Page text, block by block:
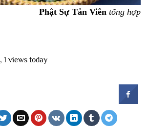
Phật Sự Tản Viên tổng hợp
, 1 views today